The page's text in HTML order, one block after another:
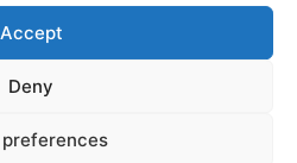
Accept
Deny
ഡിപ്ലോമRead more